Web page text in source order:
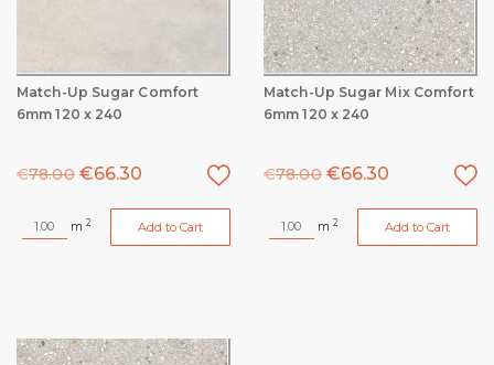
Match-Up Sugar Comfort
6mm 120 x 240
€78.00 €66.30
m 2 Add to Cart
Match-Up Sugar Mix Comfort
6mm 120 x 240
€78.00 €66.30
m 2 Add to Cart